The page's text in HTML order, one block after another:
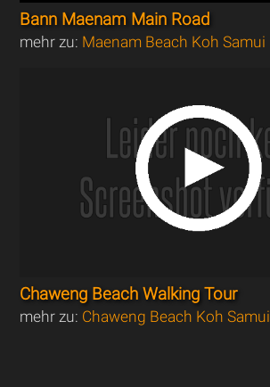
Bann Maenam Main Road
mehr zu: Maenam Beach Koh Samui
Chaweng Beach Walking Tour
mehr zu: Chaweng Beach Koh Samui